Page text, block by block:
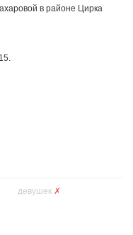
в районе Цирка
девушек ✗